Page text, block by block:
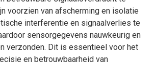
voorzien van afscherming en isolatie
interferentie en signaalverlies te
sensorgegevens nauwkeurig en
verzonden. Dit is essentieel voor het
en betrouwbaarheid van